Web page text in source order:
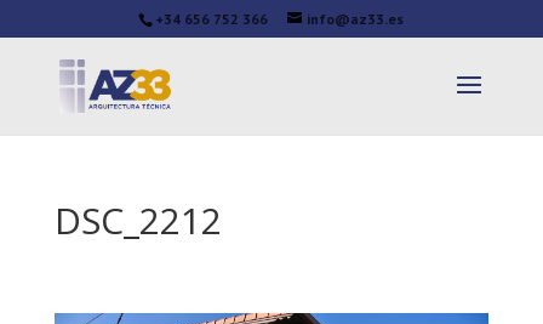
+34 656 752 366 info@az33.es
DSC_2212